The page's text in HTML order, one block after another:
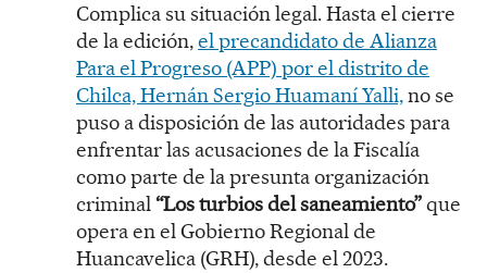
Complica su situación legal. Hasta el cierre
de la edición,el precandidato de Alianza
Para el Progreso (APP) por el distrito de
Chilca, Hernán Sergio Huamaní Yalli,no se
puso a disposición de las autoridades para
enfrentar las acusaciones de la Fiscalía
como parte de la presunta organización
criminal“Los turbios del saneamiento”que
opera en el Gobierno Regional de
Huancavelica (GRH), desde el 2023.